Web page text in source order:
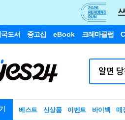
도서 중고샵 eBook 크레마클럽
베스트 신상품 이벤트 바이백 매